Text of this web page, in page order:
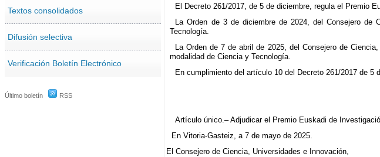
Textos consolidados
Difusión selectiva
Verificación Boletín Electrónico
Último boletín RSS
El Decreto 261/2017, de 5 de diciembre, regula el Premio
La Orden de 3 de diciembre de 2024, del Consejero de
Tecnología.
La Orden de 7 de abril de 2025, del Consejero de
modalidad de Ciencia y Tecnología.
En cumplimiento del artículo 10 del Decreto 261/2017 de
Artículo único.– Adjudicar el Premio Euskadi de
En Vitoria-Gasteiz, a 7 de mayo de 2025.
El Consejero de Ciencia, Universidades e Innovación,